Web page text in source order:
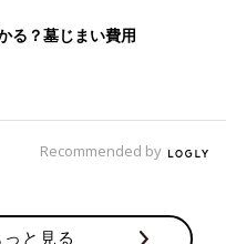
る？墓じまい費用
Recommended by
と見る